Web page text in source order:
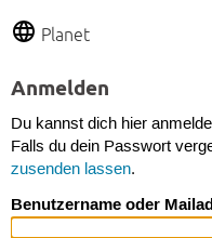
Planet
Anmelden
Du kannst dich hier
Falls du dein Passwort
zusenden lassen.
Benutzername oder